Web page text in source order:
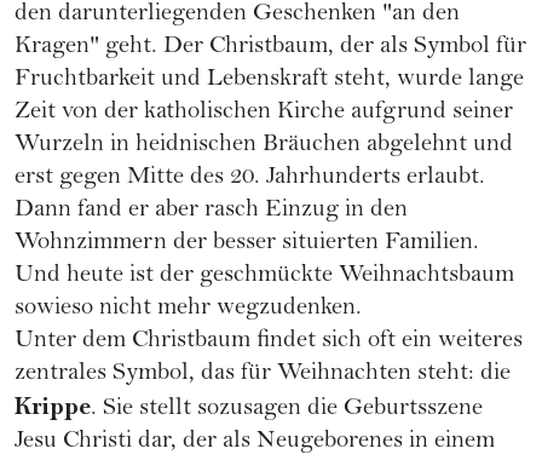
den darunterliegenden Geschenken "an den
Kragen" geht. Der Christbaum, der als Symbol für
Fruchtbarkeit und Lebenskraft steht, wurde lange
Zeit von der katholischen Kirche aufgrund seiner
Wurzeln in heidnischen Bräuchen abgelehnt und
erst gegen Mitte des 20. Jahrhunderts erlaubt.
Dann fand er aber rasch Einzug in den
Wohnzimmern der besser situierten Familien.
Und heute ist der geschmückte Weihnachtsbaum
sowieso nicht mehr wegzudenken.
Unter dem Christbaum findet sich oft ein weiteres
zentrales Symbol, das für Weihnachten steht: die
Krippe. Sie stellt sozusagen die Geburtsszene
Jesu Christi dar, der als Neugeborenes in einem